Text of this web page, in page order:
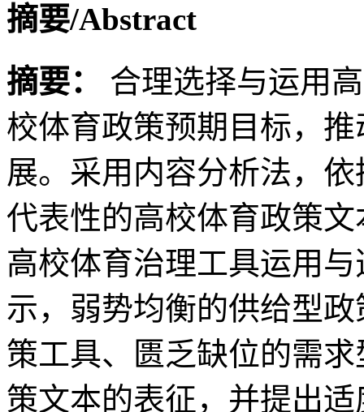
摘要/Abstract
摘要： 合理选择与运用
校体育政策预期目标，
展。采用内容分析法，
代表性的高校体育政策
高校体育治理工具运用
示，弱势均衡的供给型
策工具、匮乏缺位的需
策文本的表征，并提出